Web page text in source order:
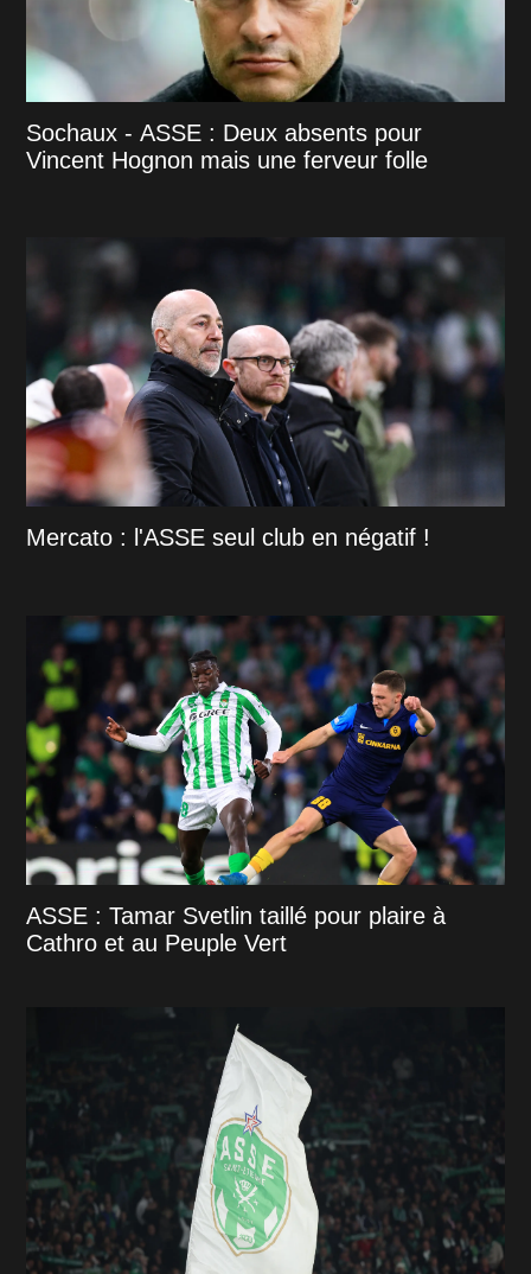
Sochaux - ASSE : Deux absents pour
Vincent Hognon mais une ferveur folle
Mercato : l'ASSE seul club en négatif !
ASSE : Tamar Svetlin taillé pour plaire à
Cathro et au Peuple Vert